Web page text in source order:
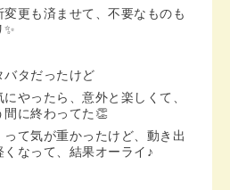
更も済ませて、不要なものも
バタだったけど
やったら、意外と楽しくて、
に終わってた👏
て気が重かったけど、動き出
くなって、結果オーライ♪